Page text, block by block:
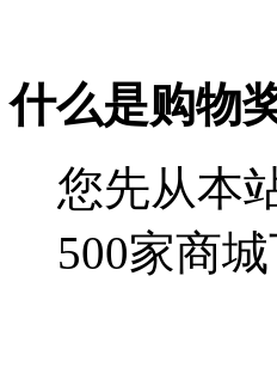
什么是购物
您先从本
500家商